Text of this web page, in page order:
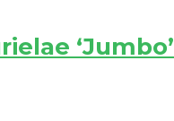
‘Jumbo’